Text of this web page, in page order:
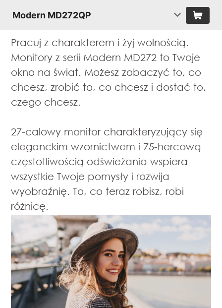
Modern MD272QP
Pracuj z charakterem i żyj wolnością.
Monitory z serii Modern MD272 to Twoje
okno na świat. Możesz zobaczyć to, co
chcesz, zrobić to, co chcesz i dostać to,
czego chcesz.
27-calowy monitor charakteryzujący się
eleganckim wzornictwem i 75-hercową
częstotliwością odświeżania wspiera
wszystkie Twoje pomysły i rozwija
wyobraźnię. To, co teraz robisz, robi
różnicę.